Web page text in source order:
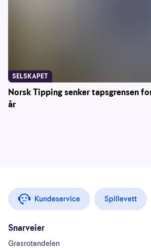
Norsk Tipping senker tapsgrensen
år
SELSKAPET
Kundeservice Spillevett
Snarveier
Grasrotandelen